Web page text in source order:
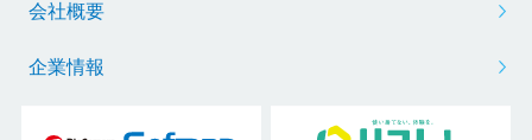
会社概要
企業情報